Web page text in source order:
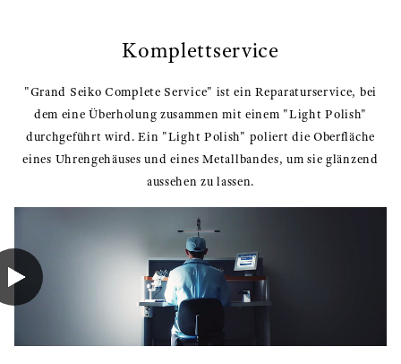
Komplettservice
"Grand Seiko Complete Service" ist ein Reparaturservice, bei
dem eine Überholung zusammen mit einem "Light Polish"
durchgeführt wird. Ein "Light Polish" poliert die Oberfläche
eines Uhrengehäuses und eines Metallbandes, um sie glänzend
aussehen zu lassen.